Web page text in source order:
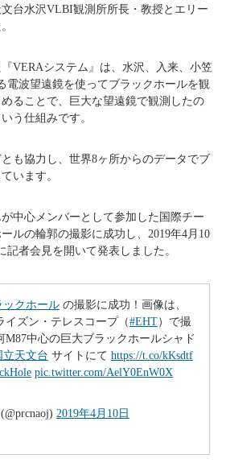
台水沢VLBI観測所所長・教授とエリー
VERAシステム』は、水沢、入来、小笠
電波望遠鏡を使ってブラックホールを観
ることで、巨大な望遠鏡で観測したの
う仕組みです。
も協力し、世界8ヶ所からのデータでブ
います。
中心メンバーとして参加した国際チー
ルの輪郭の撮影に成功し、2019年4月10
記者会見を開いて発表しました。
ックホール の撮影に成功！画像は、
イズン・テレスコープ（#EHT）で撮
M87中心の巨大ブラックホールシャド
立天文台 サイトにて https://t.co/kKsdtf
pic.twitter.com/AelY0EnW0X
2019年4月10日